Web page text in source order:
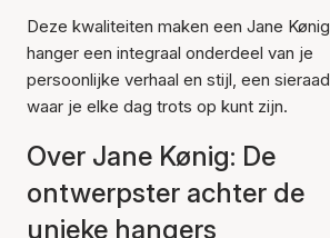
Deze kwaliteiten maken een Jane Kønig
hanger een integraal onderdeel van je
persoonlijke verhaal en stijl, een sieraad
waar je elke dag trots op kunt zijn.
Over Jane Kønig: De
ontwerpster achter de
unieke hangers